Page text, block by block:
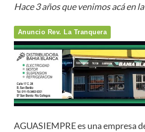
Hace 3 años que venimos acá en
Anuncio Rev. La Tranquera
AGUASIEMPRE es una empresa